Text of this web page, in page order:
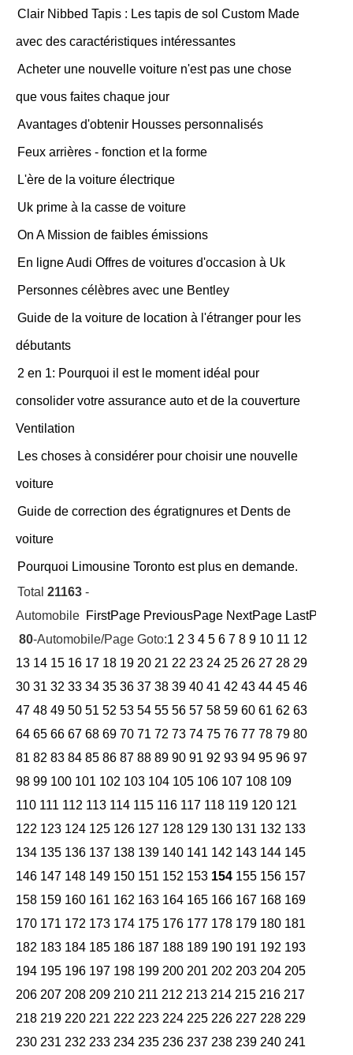
Clair Nibbed Tapis : Les tapis de sol Custom Made
avec des caractéristiques intéressantes
Acheter une nouvelle voiture n'est pas une chose
que vous faites chaque jour
Avantages d'obtenir Housses personnalisés
Feux arrières - fonction et la forme
L'ère de la voiture électrique
Uk prime à la casse de voiture
On A Mission de faibles émissions
En ligne Audi Offres de voitures d'occasion à Uk
Personnes célèbres avec une Bentley
Guide de la voiture de location à l'étranger pour les
débutants
2 en 1: Pourquoi il est le moment idéal pour
consolider votre assurance auto et de la couverture
Ventilation
Les choses à considérer pour choisir une nouvelle
voiture
Guide de correction des égratignures et Dents de
voiture
Pourquoi Limousine Toronto est plus en demande.
Total 21163 -
Automobile FirstPage PreviousPage NextPage LastPage
80-Automobile/Page Goto:1 2 3 4 5 6 7 8 9 10 11 12
13 14 15 16 17 18 19 20 21 22 23 24 25 26 27 28 29
30 31 32 33 34 35 36 37 38 39 40 41 42 43 44 45 46
47 48 49 50 51 52 53 54 55 56 57 58 59 60 61 62 63
64 65 66 67 68 69 70 71 72 73 74 75 76 77 78 79 80
81 82 83 84 85 86 87 88 89 90 91 92 93 94 95 96 97
98 99 100 101 102 103 104 105 106 107 108 109
110 111 112 113 114 115 116 117 118 119 120 121
122 123 124 125 126 127 128 129 130 131 132 133
134 135 136 137 138 139 140 141 142 143 144 145
146 147 148 149 150 151 152 153 154 155 156 157
158 159 160 161 162 163 164 165 166 167 168 169
170 171 172 173 174 175 176 177 178 179 180 181
182 183 184 185 186 187 188 189 190 191 192 193
194 195 196 197 198 199 200 201 202 203 204 205
206 207 208 209 210 211 212 213 214 215 216 217
218 219 220 221 222 223 224 225 226 227 228 229
230 231 232 233 234 235 236 237 238 239 240 241